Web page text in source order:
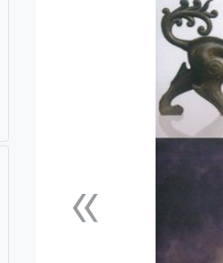
«上一張